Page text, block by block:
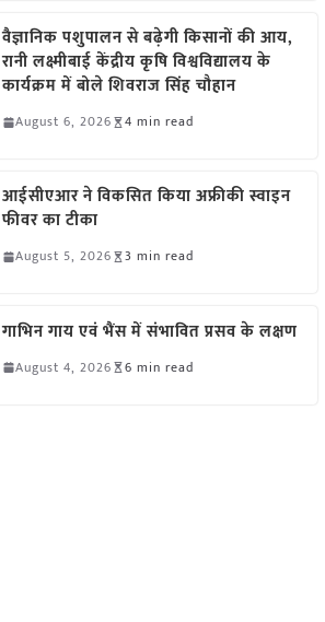
वैज्ञानिक पशुपालन से बढ़ेगी किसानों की आय,
रानी लक्ष्मीबाई केंद्रीय कृषि विश्वविद्यालय के
कार्यक्रम में बोले शिवराज सिंह चौहान
August 6, 2026 4 min read
आईसीएआर ने विकसित किया अफ्रीकी स्वाइन
फीवर का टीका
August 5, 2026 3 min read
गाभिन गाय एवं भैंस में संभावित प्रसव के लक्षण
August 4, 2026 6 min read